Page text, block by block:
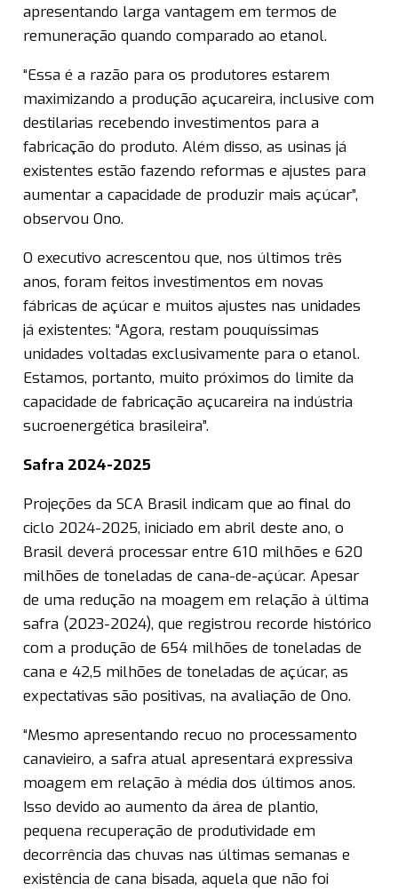
apresentando larga vantagem em termos de
remuneração quando comparado ao etanol.
“Essa é a razão para os produtores estarem
maximizando a produção açucareira, inclusive com
destilarias recebendo investimentos para a
fabricação do produto. Além disso, as usinas já
existentes estão fazendo reformas e ajustes para
aumentar a capacidade de produzir mais açúcar”,
observou Ono.
O executivo acrescentou que, nos últimos três
anos, foram feitos investimentos em novas
fábricas de açúcar e muitos ajustes nas unidades
já existentes: “Agora, restam pouquíssimas
unidades voltadas exclusivamente para o etanol.
Estamos, portanto, muito próximos do limite da
capacidade de fabricação açucareira na indústria
sucroenergética brasileira”.
Safra 2024-2025
Projeções da SCA Brasil indicam que ao final do
ciclo 2024-2025, iniciado em abril deste ano, o
Brasil deverá processar entre 610 milhões e 620
milhões de toneladas de cana-de-açúcar. Apesar
de uma redução na moagem em relação à última
safra (2023-2024), que registrou recorde histórico
com a produção de 654 milhões de toneladas de
cana e 42,5 milhões de toneladas de açúcar, as
expectativas são positivas, na avaliação de Ono.
“Mesmo apresentando recuo no processamento
canavieiro, a safra atual apresentará expressiva
moagem em relação à média dos últimos anos.
Isso devido ao aumento da área de plantio,
pequena recuperação de produtividade em
decorrência das chuvas nas últimas semanas e
existência de cana bisada, aquela que não foi